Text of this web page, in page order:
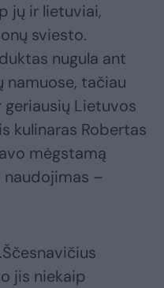
jų ir lietuviai,
sviesto.
nugula ant
tačiau
Lietuvos
kulinaras Robertas
mėgstamą
–
jis niekaip